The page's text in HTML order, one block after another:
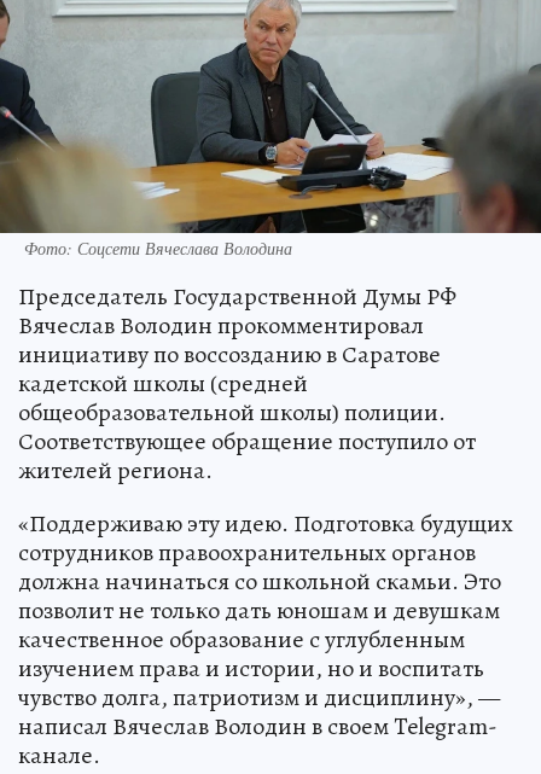
Фото: Соцсети Вячеслава Володина
Председатель Государственной Думы РФ
Вячеслав Володин прокомментировал
инициативу по воссозданию в Саратове
кадетской школы (средней
общеобразовательной школы) полиции.
Соответствующее обращение поступило от
жителей региона.
«Поддерживаю эту идею. Подготовка будущих
сотрудников правоохранительных органов
должна начинаться со школьной скамьи. Это
позволит не только дать юношам и девушкам
качественное образование с углубленным
изучением права и истории, но и воспитать
чувство долга, патриотизм и дисциплину», —
написал Вячеслав Володин в своем Telegram-
канале.